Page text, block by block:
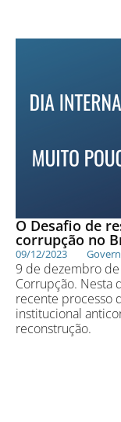
O Desafio de
corrupção no
09/12/2023
9 de dezembro
Corrupção. Nesta
recente processo
institucional
reconstrução.